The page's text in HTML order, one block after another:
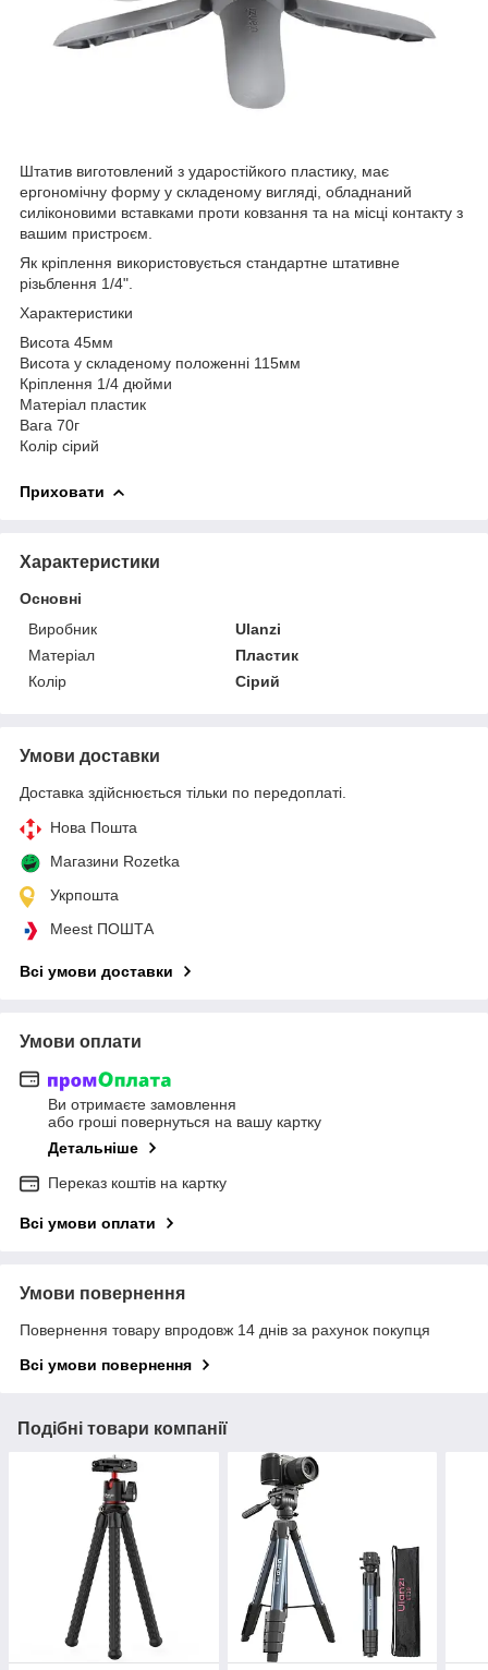
Штатив виготовлений з ударостійкого пластику, має
ергономічну форму у складеному вигляді, обладнаний
силіконовими вставками проти ковзання та на місці контакту з
вашим пристроєм.
Як кріплення використовується стандартне штативне
різьблення 1/4".
Характеристики
Висота 45мм
Висота у складеному положенні 115мм
Кріплення 1/4 дюйми
Матеріал пластик
Вага 70г
Колір сірий
Приховати
Характеристики
Основні
Виробник
Ulanzi
Матеріал
Пластик
Колір
Сірий
Умови доставки
Доставка здійснюється тільки по передоплаті.
Нова Пошта
Магазини Rozetka
Укрпошта
Meest ПОШТА
Всі умови доставки
Умови оплати
Ви отримаєте замовлення
або гроші повернуться на вашу картку
Детальніше
Переказ коштів на картку
Всі умови оплати
Умови повернення
Повернення товару впродовж 14 днів за рахунок покупця
Всі умови повернення
Подібні товари компанії